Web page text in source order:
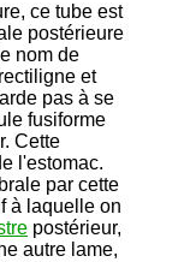
ce tube est
postérieure
nom de
et
pas à se
fusiforme
Cette
l'estomac.
par cette
à laquelle on
postérieur,
autre lame,